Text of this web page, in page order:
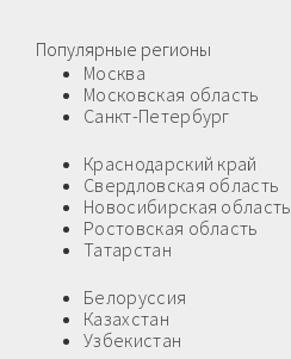
Популярные регионы
Москва
Московская область
Санкт-Петербург
Краснодарский край
Свердловская область
Новосибирская область
Ростовская область
Татарстан
Белоруссия
Казахстан
Узбекистан